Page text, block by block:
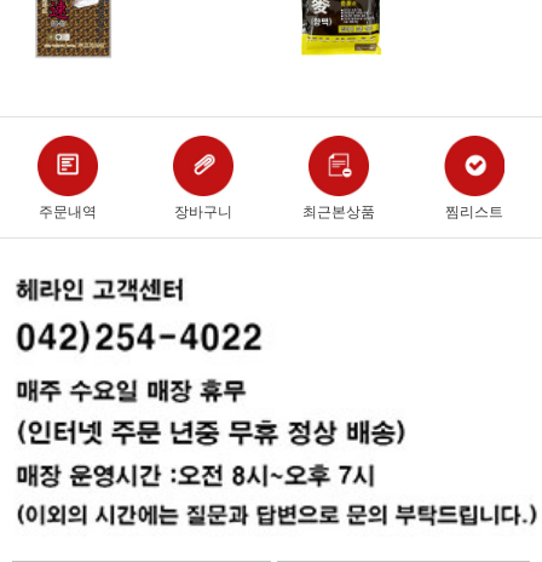
주문내역 장바구니 최근본상품 찜리스트